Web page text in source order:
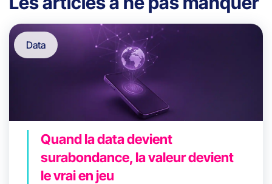
Data
Quand la data devient
surabondance, la valeur devient
le vrai en jeu